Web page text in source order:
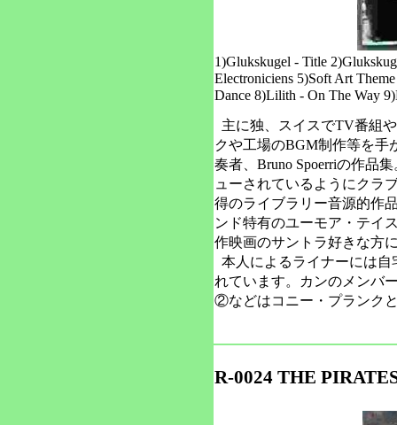
1)Glukskugel - Title
Electroniciens 5)Soft Art
Dance 8)Lilith - On The Way
主に独、スイスでTV番組
クや工場のBGM制作等を手
奏者、Bruno Spoerriの作品
ューされているようにクラ
得のライブラリー音源的作
ンド特有のユーモア・テイ
作映画のサントラ好きな方
本人によるライナーには
れています。カンのメンバ
②などはコニー・プランク
R-0024 THE